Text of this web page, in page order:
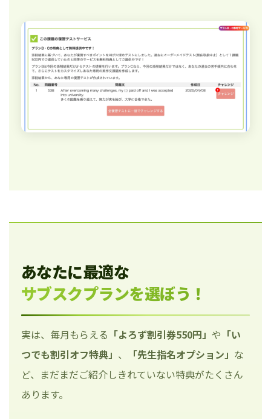
あなたに最適な
サブスクプランを選ぼう！
実は、毎月もらえる 「よろず割引券550円」 や 「い
つでも割引オフ特典」 、 「先生指名オプション」 な
ど、まだまだご紹介しきれていない特典がたくさん
あります。